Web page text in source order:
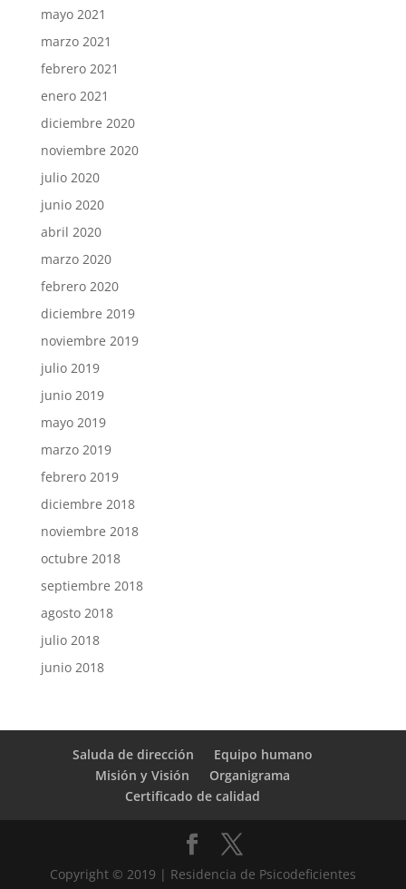
mayo 2021
marzo 2021
febrero 2021
enero 2021
diciembre 2020
noviembre 2020
julio 2020
junio 2020
abril 2020
marzo 2020
febrero 2020
diciembre 2019
noviembre 2019
julio 2019
junio 2019
mayo 2019
marzo 2019
febrero 2019
diciembre 2018
noviembre 2018
octubre 2018
septiembre 2018
agosto 2018
julio 2018
junio 2018
Saluda de dirección
Equipo humano
Misión y Visión
Organigrama
Certificado de calidad
Copyright © 2019 | Residencia de Psicodeficientes